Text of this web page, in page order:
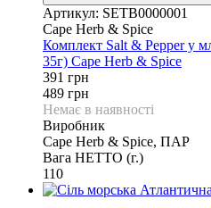
Артикул: SETB0000001
Cape Herb & Spice
Комплект Salt & Pepper у
35г) Cape Herb & Spice
391 грн
489 грн
Немає в наявності
Виробник
Cape Herb & Spice, ПАР
Вага НЕТТО (г.)
110